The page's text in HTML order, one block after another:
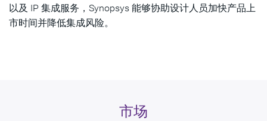
以及 IP 集成服务，Synopsys 能够协助设计人员加快产品上
市时间并降低集成风险。
市场